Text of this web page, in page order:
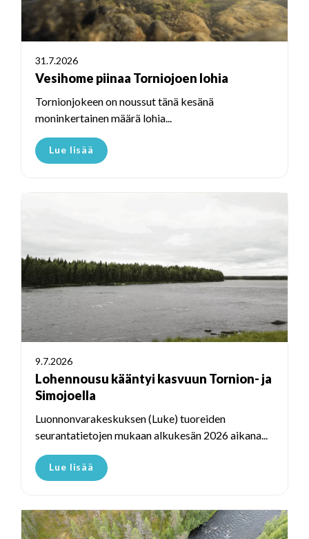
31.7.2026
Vesihome piinaa Torniojoen lohia
Tornionjokeen on noussut tänä kesänä
moninkertainen määrä lohia...
Lue lisää
9.7.2026
Lohennousu kääntyi kasvuun Tornion- ja
Simojoella
Luonnonvarakeskuksen (Luke) tuoreiden
seurantatietojen mukaan alkukesän 2026 aikana...
Lue lisää